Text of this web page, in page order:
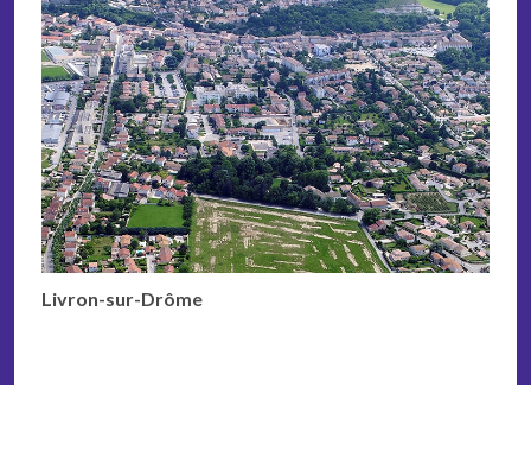
Livron-sur-Drôme